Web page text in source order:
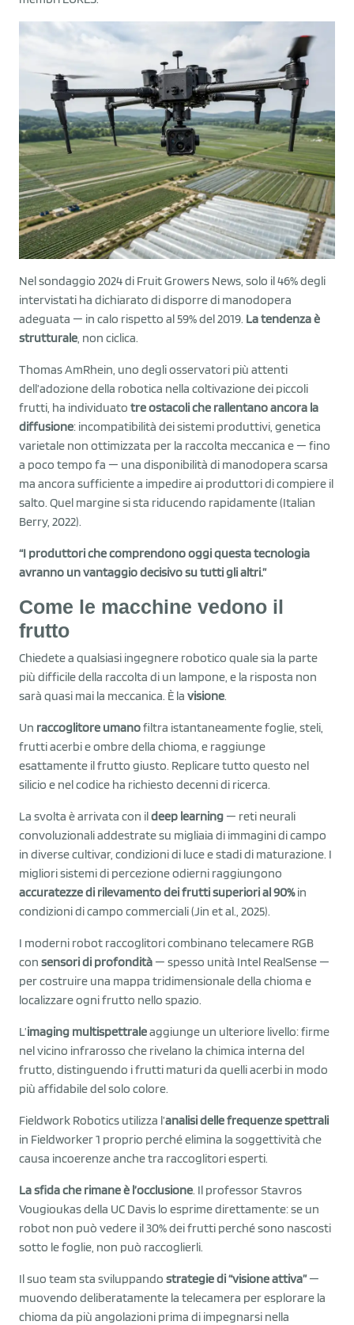
Nel sondaggio 2024 di Fruit Growers News, solo il 46% degli
intervistati ha dichiarato di disporre di manodopera
adeguata — in calo rispetto al 59% del 2019. La tendenza è
strutturale , non ciclica.
Thomas AmRhein, uno degli osservatori più attenti
dell’adozione della robotica nella coltivazione dei piccoli
frutti, ha individuato tre ostacoli che rallentano ancora la
diffusione: incompatibilità dei sistemi produttivi, genetica
varietale non ottimizzata per la raccolta meccanica e — fino
a poco tempo fa — una disponibilità di manodopera scarsa
ma ancora sufficiente a impedire ai produttori di compiere il
salto. Quel margine si sta riducendo rapidamente (Italian
Berry, 2022).
“I produttori che comprendono oggi questa tecnologia
avranno un vantaggio decisivo su tutti gli altri.”
Come le macchine vedono il
frutto
Chiedete a qualsiasi ingegnere robotico quale sia la parte
più difficile della raccolta di un lampone, e la risposta non
sarà quasi mai la meccanica. È la visione.
Un raccoglitore umanofiltra istantaneamente foglie, steli,
frutti acerbi e ombre della chioma, e raggiunge
esattamente il frutto giusto. Replicare tutto questo nel
silicio e nel codice ha richiesto decenni di ricerca.
La svolta è arrivata con ildeep learning — reti neurali
convoluzionali addestrate su migliaia di immagini di campo
in diverse cultivar, condizioni di luce e stadi di maturazione. I
migliori sistemi di percezione odierni raggiungono
accuratezze di rilevamento dei frutti superiori al 90%in
condizioni di campo commerciali (Jin et al., 2025).
I moderni robot raccoglitori combinano telecamere RGB
con sensori di profondità — spesso unità Intel RealSense —
per costruire una mappa tridimensionale della chioma e
localizzare ogni frutto nello spazio.
L’imaging multispettraleaggiunge un ulteriore livello: firme
nel vicino infrarosso che rivelano la chimica interna del
frutto, distinguendo i frutti maturi da quelli acerbi in modo
più affidabile del solo colore.
Fieldwork Robotics utilizza l’analisi delle frequenze spettrali
in Fieldworker 1 proprio perché elimina la soggettività che
causa incoerenze anche tra raccoglitori esperti.
La sfida che rimane è l’occlusione. Il professor Stavros
Vougioukas della UC Davis lo esprime direttamente: se un
robot non può vedere il 30% dei frutti perché sono nascosti
sotto le foglie, non può raccoglierli.
Il suo team sta sviluppando strategie di “visione attiva”—
muovendo deliberatamente la telecamera per esplorare la
chioma da più angolazioni prima di impegnarsi nella